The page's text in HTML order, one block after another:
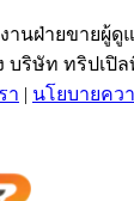
านฝ่ายขายผู้
บริษัท ทริปเปิ
า | นโยบายคว